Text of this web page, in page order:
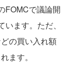
FOMCで議論開
ます。ただ、
の買い入れ額
ます。